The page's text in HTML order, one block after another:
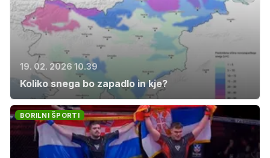
19. 02. 2026 10.39
Koliko snega bo zapadlo in kje?
BORILNI ŠPORTI